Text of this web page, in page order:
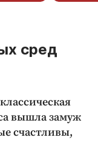
сред
вышла замуж
счастливы,